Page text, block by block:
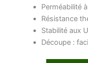
Perméabilité
Résistance
Stabilité aux
Découpe :